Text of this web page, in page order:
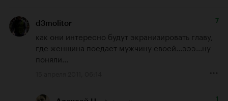
d3molitor 7
как они интересно будут экранизировать главу,
где женщина поедает мужчину своей...эээ...ну
поняли...
1